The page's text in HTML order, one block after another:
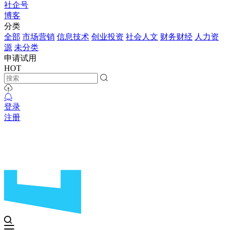
社企号
博客
分类
全部 市场营销 信息技术 创业投资 社会人文 财务财经 人力资
源 未分类
申请试用
HOT
登录
注册